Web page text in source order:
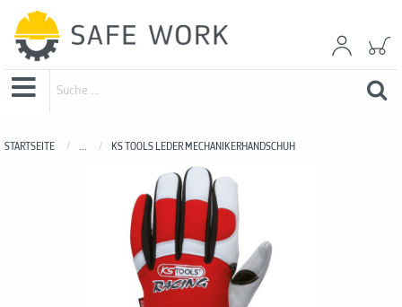
STARTSEITE ... KS TOOLS LEDER MECHANIKERHANDSCHUH